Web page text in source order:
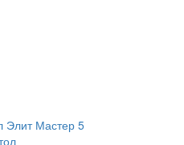
Элит Мастер 5